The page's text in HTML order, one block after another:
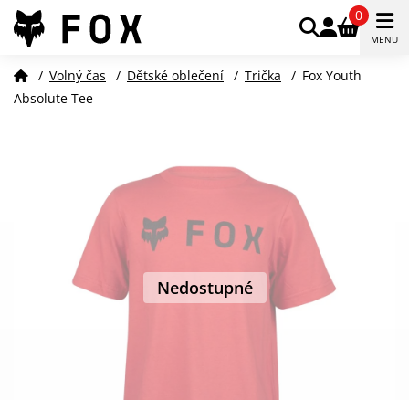
0
MENU
/ Volný čas / Dětské oblečení / Trička / Fox Youth
Absolute Tee
Nedostupné